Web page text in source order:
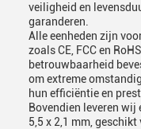
veiligheid en
garanderen.
Alle eenheden zijn
zoals CE, FCC en
betrouwbaarheid
om extreme
hun efficiëntie en
Bovendien leveren
5,5 x 2,1 mm,